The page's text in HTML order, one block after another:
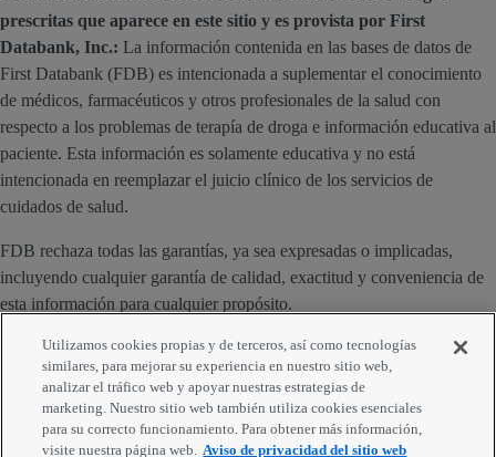
prescritas que aparece en este sitio y es provista por First
Databank, Inc.: La información contenida en las bases de datos de
First Databank (FDB) es intencionada a suplementar el conocimiento
de médicos, farmacéuticos y otros profesionales de la salud con
respecto a los problemas de terapía de droga e información educativa al
paciente. Esta información es solamente educativa y no está
intencionada en reemplazar el juicio clínico de los servicios de
cuidados de salud.
FDB rechaza todas las garantías, ya sea expresadas o implicadas,
incluyendo cualquier garantía de calidad, exactitud y conveniencia de
esta información para cualquier propósito.
Derechos reservados 2026 First Databank, Inc.
Utilizamos cookies propias y de terceros, así como tecnologías
similares, para mejorar su experiencia en nuestro sitio web,
analizar el tráfico web y apoyar nuestras estrategias de
marketing. Nuestro sitio web también utiliza cookies esenciales
para su correcto funcionamiento. Para obtener más información,
visite nuestra página web. Aviso de privacidad del sitio web